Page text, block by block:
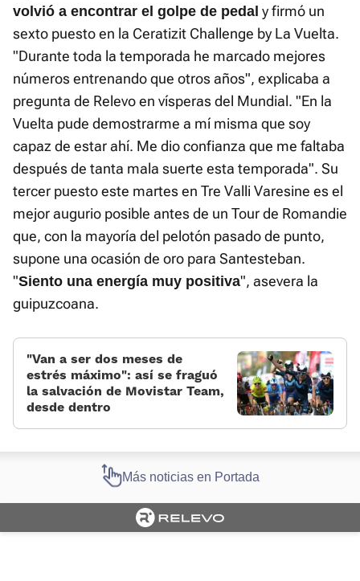
volvió a encontrar el golpe de pedal y firmó un
sexto puesto en la Ceratizit Challenge by La Vuelta.
"Durante toda la temporada he marcado mejores
números entrenando que otros años", explicaba a
pregunta de Relevo en vísperas del Mundial. "En la
Vuelta pude demostrarme a mí misma que soy
capaz de estar ahí. Me dio confianza que me faltaba
después de tanta mala suerte esta temporada". Su
tercer puesto este martes en Tre Valli Varesine es el
mejor augurio posible antes de un Tour de Romandie
que, con la mayoría del pelotón pasado de punto,
supone una ocasión de oro para Santesteban.
"Siento una energía muy positiva", asevera la
guipuzcoana.
“Van a ser dos meses de
estrés máximo”: así se fraguó
la salvación de Movistar Team,
desde dentro
Más noticias en Portada